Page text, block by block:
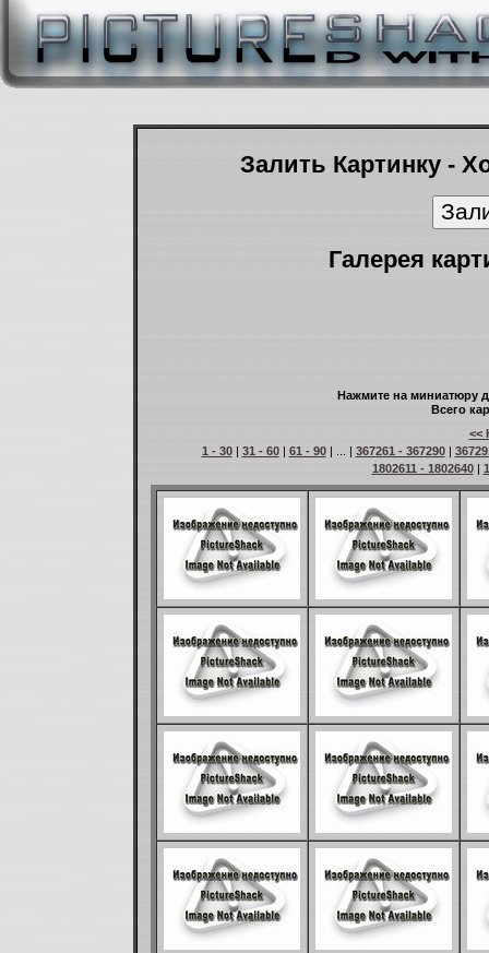
Залить Картинку -
Галерея
Нажмите на миниатюру
Всего
<<
1 - 30| 31 - 60| 61 - 90| ... | 367261 - 367290|
1802611 - 1802640|